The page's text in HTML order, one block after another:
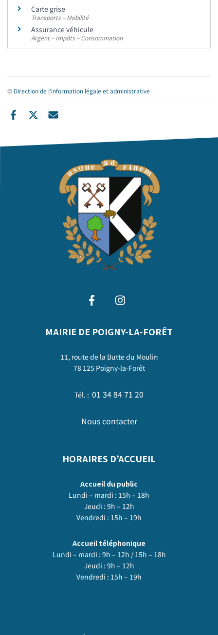
Carte grise
Transports – Mobilité
Assurance véhicule
Argent – Impôts – Consommation
© Direction de l’information légale et administrative
MAIRIE DE POIGNY-LA-FORÊT
11, route de la Butte du Moulin
78 125 Poigny-la-Forêt
Tél. : 01 34 84 71 20
Nous contacter
HORAIRES D’ACCUEIL
Accueil du public
Lundi – mardi : 15h – 18h
Jeudi : 9h – 12h
Vendredi : 15h – 19h
Accueil téléphonique
Lundi – mardi : 9h – 12h / 15h – 18h
Jeudi : 9h – 12h
Vendredi : 15h – 19h